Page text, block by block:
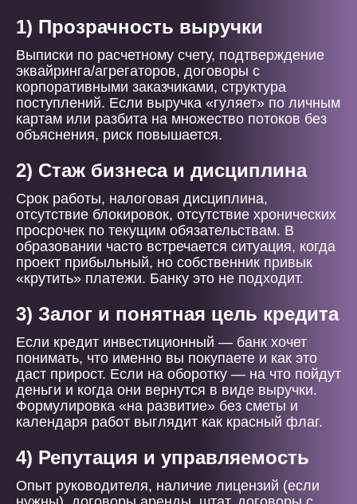
1) Прозрачность выручки
Выписки по расчетному счету, подтверждение
эквайринга/агрегаторов, договоры с
корпоративными заказчиками, структура
поступлений. Если выручка «гуляет» по личным
картам или разбита на множество потоков без
объяснения, риск повышается.
2) Стаж бизнеса и дисциплина
Срок работы, налоговая дисциплина,
отсутствие блокировок, отсутствие хронических
просрочек по текущим обязательствам. В
образовании часто встречается ситуация, когда
проект прибыльный, но собственник привык
«крутить» платежи. Банку это не подходит.
3) Залог и понятная цель кредита
Если кредит инвестиционный — банк хочет
понимать, что именно вы покупаете и как это
даст прирост. Если на оборотку — на что пойдут
деньги и когда они вернутся в виде выручки.
Формулировка «на развитие» без сметы и
календаря работ выглядит как красный флаг.
4) Репутация и управляемость
Опыт руководителя, наличие лицензий (если